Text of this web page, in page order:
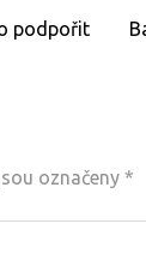
podpořit
označeny *